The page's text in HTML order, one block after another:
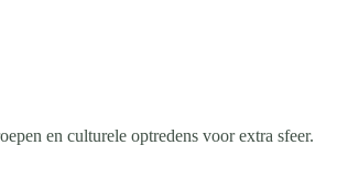
en culturele optredens voor extra sfeer.